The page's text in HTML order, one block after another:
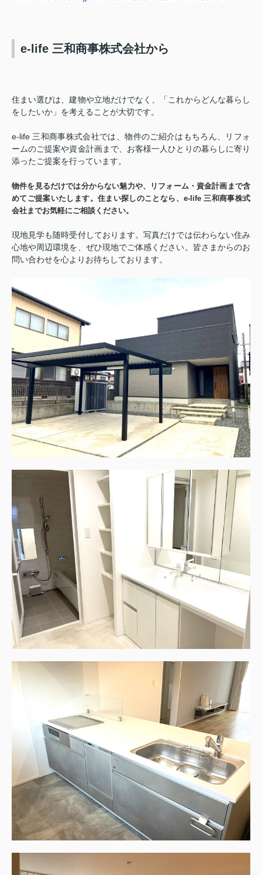
e-life 三和商事株式会社から
住まい選びは、建物や立地だけでなく、「これからどんな暮らし
をしたいか」を考えることが大切です。
e-life 三和商事株式会社では、物件のご紹介はもちろん、リフォ
ームのご提案や資金計画まで、お客様一人ひとりの暮らしに寄り
添ったご提案を行っています。
物件を見るだけでは分からない魅力や、リフォーム・資金計画まで含
めてご提案いたします。住まい探しのことなら、e-life 三和商事株式
会社までお気軽にご相談ください。
現地見学も随時受付しております。写真だけでは伝わらない住み
心地や周辺環境を、ぜひ現地でご体感ください。皆さまからのお
問い合わせを心よりお待ちしております。